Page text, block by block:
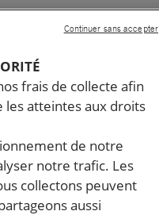
frais de collecte afin
les atteintes aux droits
de notre
notre trafic. Les
collectons peuvent
aussi
Continuer sans accepter